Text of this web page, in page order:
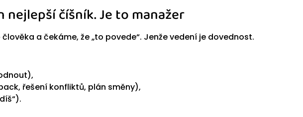
nejlepší číšník. Je to manažer
a čekáme, že „to povede“. Jenže vedení je dovednost.
řešení konfliktů, plán směny),